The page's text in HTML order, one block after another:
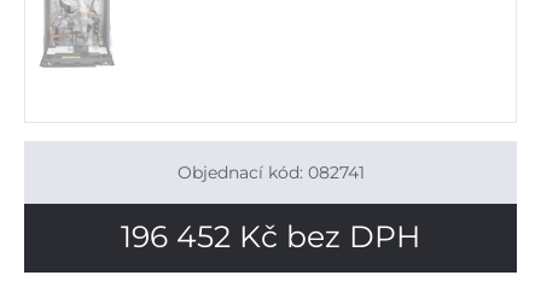
Objednací kód: 082741
196 452 Kč bez DPH